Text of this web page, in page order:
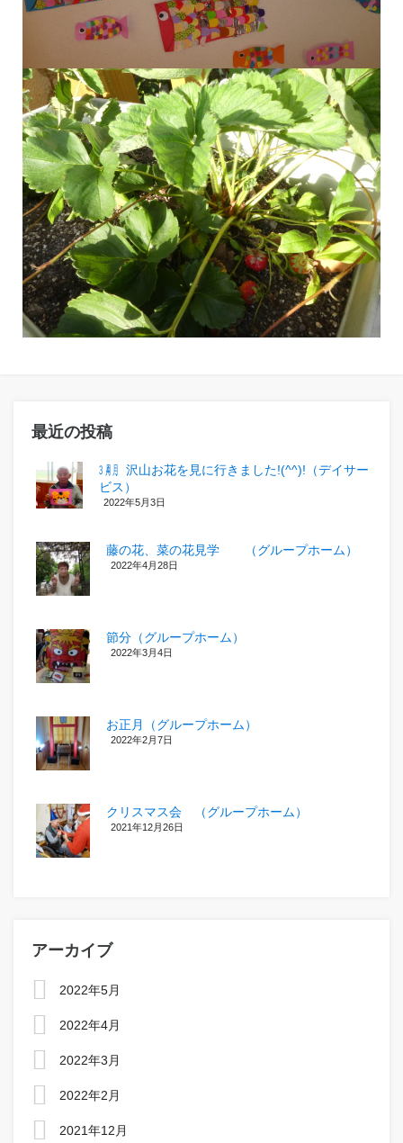
最近の投稿
㋂㋃、沢山お花を見に行きました!(^^)!（デイサー
ビス）
2022年5月3日
藤の花、菜の花見学 （グループホーム）
2022年4月28日
節分（グループホーム）
2022年3月4日
お正月（グループホーム）
2022年2月7日
クリスマス会 （グループホーム）
2021年12月26日
アーカイブ
2022年5月
2022年4月
2022年3月
2022年2月
2021年12月